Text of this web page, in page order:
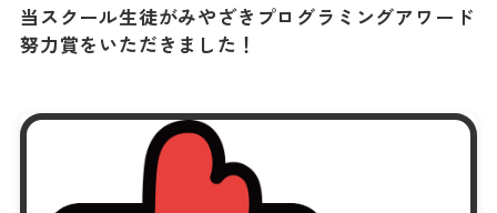
当スクール生徒がみやざきプログラミングアワード
努力賞をいただきました！